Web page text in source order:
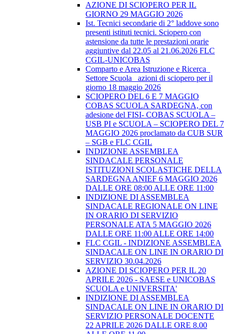
AZIONE DI SCIOPERO PER IL
GIORNO 29 MAGGIO 2026
Ist. Tecnici secondarie di 2° laddove sono
presenti istituti tecnici. Sciopero con
astensione da tutte le prestazioni orarie
aggiuntive dal 22.05 al 21.06.2026 FLC
CGIL-UNICOBAS
Comparto e Area Istruzione e Ricerca_
Settore Scuola_ azioni di sciopero per il
giorno 18 maggio 2026
SCIOPERO DEL 6 E 7 MAGGIO
COBAS SCUOLA SARDEGNA, con
adesione del FISI- COBAS SCUOLA –
USB PI e SCUOLA – SCIOPERO DEL 7
MAGGIO 2026 proclamato da CUB SUR
– SGB e FLC CGIL
INDIZIONE ASSEMBLEA
SINDACALE PERSONALE
ISTITUZIONI SCOLASTICHE DELLA
SARDEGNA ANIEF 6 MAGGIO 2026
DALLE ORE 08:00 ALLE ORE 11:00
INDIZIONE DI ASSEMBLEA
SINDACALE REGIONALE ON LINE
IN ORARIO DI SERVIZIO
PERSONALE ATA 5 MAGGIO 2026
DALLE ORE 11:00 ALLE ORE 14:00
FLC CGIL - INDIZIONE ASSEMBLEA
SINDACALE ON LINE IN ORARIO DI
SERVIZIO 30.04.2026
AZIONE DI SCIOPERO PER IL 20
APRILE 2026 - SAESE e UNICOBAS
SCUOLA e UNIVERSITA'
INDIZIONE DI ASSEMBLEA
SINDACALE ON LINE IN ORARIO DI
SERVIZIO PERSONALE DOCENTE
22 APRILE 2026 DALLE ORE 8.00